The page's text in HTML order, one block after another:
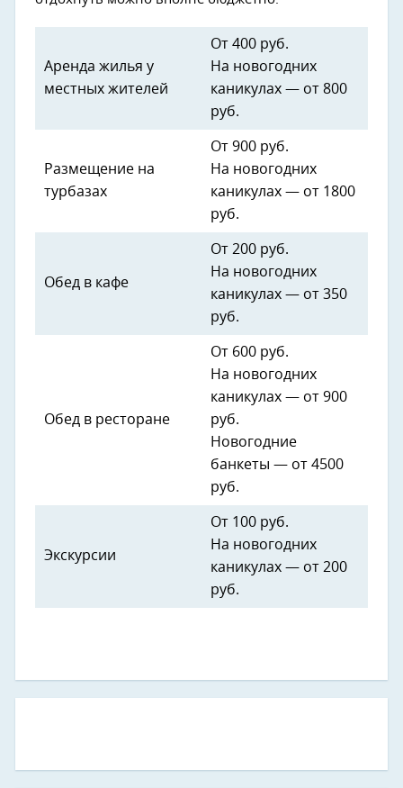
Аренда жилья у
местных жителей
От 400 руб.
На новогодних
каникулах — от 800
руб.
Размещение на
турбазах
От 900 руб.
На новогодних
каникулах — от 1800
руб.
Обед в кафе
От 200 руб.
На новогодних
каникулах — от 350
руб.
Обед в ресторане
От 600 руб.
На новогодних
каникулах — от 900
руб.
Новогодние
банкеты — от 4500
руб.
Экскурсии
От 100 руб.
На новогодних
каникулах — от 200
руб.